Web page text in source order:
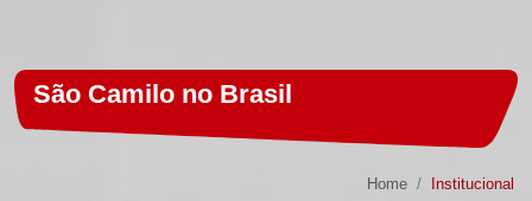
São Camilo no Brasil
Home Institucional